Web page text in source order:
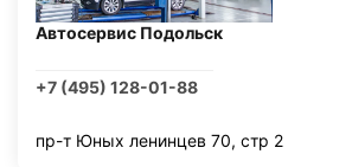
Автосервис Подольск
+7 (495) 128-01-88
пр-т Юных ленинцев 70, стр 2